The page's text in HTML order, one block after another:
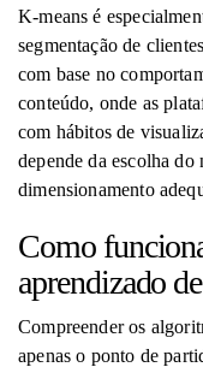
K-means é
segmentação de
com base no
conteúdo, onde as
com hábitos de
depende da escolha do
dimensionamento
Como
aprendizado
Compreender os
apenas o ponto de